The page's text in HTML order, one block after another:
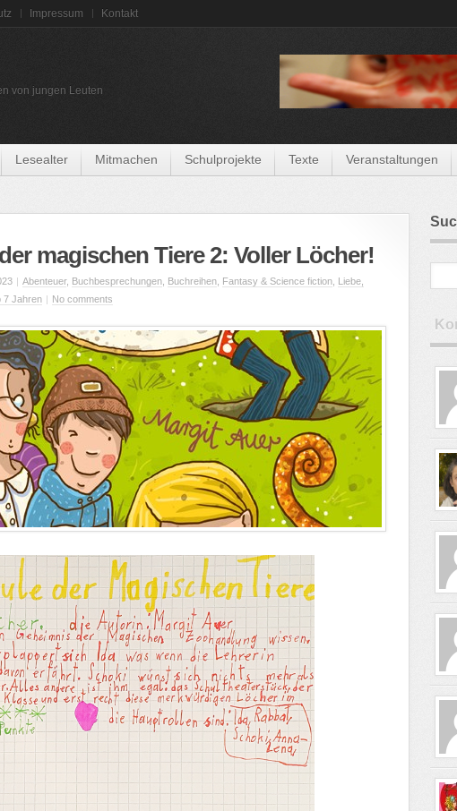
Impressum Kontakt
von jungen Leuten
Lesealter Mitmachen Schulprojekte Texte Veranstaltungen
magischen Tiere 2: Voller Löcher!
| Abenteuer, Buchbesprechungen Buchreihen Fantasy & Science fiction Liebe,
7 Jahren | No comments